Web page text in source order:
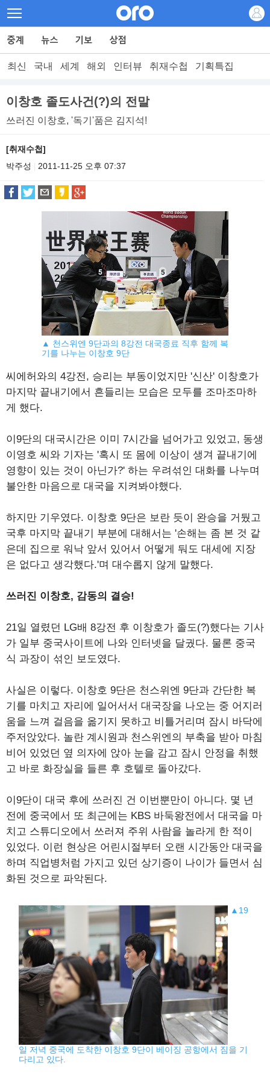
최신 국내 세계 해외 인터뷰 취재수첩 기획특집
이창호 졸도사건(?)의 전말
쓰러진 이창호, '독기'품은 김지석!
[취재수첩]
박주성
2011-11-25 오후 07:37
▲ 천스위엔 9단과의 8강전 대국종료 직후 함께 복
기를 나누는 이창호 9단
씨에허와의 4강전, 승리는 부동이었지만 '신산' 이창호가
마지막 끝내기에서 흔들리는 모습은 모두를 조마조마하
게 했다.
이9단의 대국시간은 이미 7시간을 넘어가고 있었고, 동생
이영호 씨와 기자는 '혹시 또 몸에 이상이 생겨 끝내기에
영향이 있는 것이 아닌가?' 하는 우려섞인 대화를 나누며
불안한 마음으로 대국을 지켜봐야했다.
하지만 기우였다. 이창호 9단은 보란 듯이 완승을 거뒀고
국후 마지막 끝내기 부분에 대해서는 '손해는 좀 본 것 같
은데 집으로 워낙 앞서 있어서 어떻게 둬도 대세에 지장
은 없다고 생각했다.'며 대수롭지 않게 말했다.
쓰러진 이창호, 감동의 결승!
21일 열렸던 LG배 8강전 후 이창호가 졸도(?)했다는 기사
가 일부 중국사이트에 나와 인터넷을 달궜다. 물론 중국
식 과장이 섞인 보도였다.
사실은 이렇다. 이창호 9단은 천스위엔 9단과 간단한 복
기를 마치고 자리에 일어서서 대국장을 나오는 중 어지러
움을 느껴 걸음을 옮기지 못하고 비틀거리며 잠시 바닥에
주저앉았다. 놀란 계시원과 천스위엔의 부축을 받아 마침
비어 있었던 옆 의자에 앉아 눈을 감고 잠시 안정을 취했
고 바로 화장실을 들른 후 호텔로 돌아갔다.
이9단이 대국 후에 쓰러진 건 이번뿐만이 아니다. 몇 년
전에 중국에서 또 최근에는 KBS 바둑왕전에서 대국을 마
치고 스튜디오에서 쓰러져 주위 사람을 놀라게 한 적이
있었다. 이런 현상은 어린시절부터 오랜 시간동안 대국을
하며 직업병처럼 가지고 있던 상기증이 나이가 들면서 심
화된 것으로 파악된다.
▲19
일 저녁 중국에 도착한 이창호 9단이 베이징 공항에서 짐을 기
다리고 있다.